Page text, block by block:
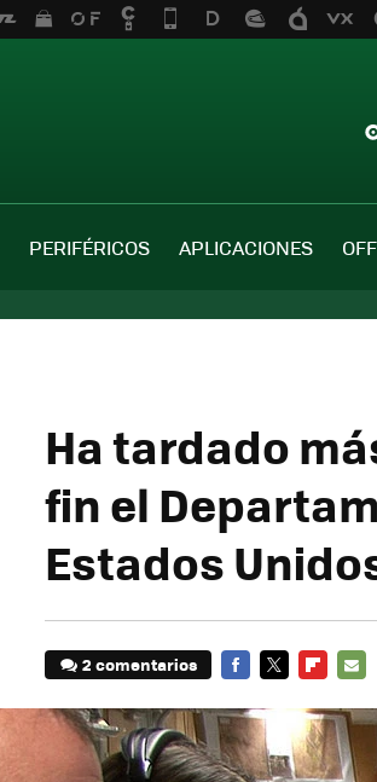
PERIFÉRICOS APLICACIONES
Ha tardado
fin el
Estados
2 comentarios
MAIL